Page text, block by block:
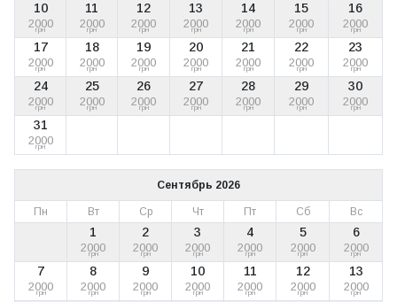
10
2000
грн
11
2000
грн
12
2000
грн
13
2000
грн
14
2000
грн
15
2000
грн
16
2000
грн
17
2000
грн
18
2000
грн
19
2000
грн
20
2000
грн
21
2000
грн
22
2000
грн
23
2000
грн
24
2000
грн
25
2000
грн
26
2000
грн
27
2000
грн
28
2000
грн
29
2000
грн
30
2000
грн
31
2000
грн
Сентябрь 2026
Пн Вт Ср Чт Пт Сб Вс
1
2000
грн
2
2000
грн
3
2000
грн
4
2000
грн
5
2000
грн
6
2000
грн
7
2000
грн
8
2000
грн
9
2000
грн
10
2000
грн
11
2000
грн
12
2000
грн
13
2000
грн